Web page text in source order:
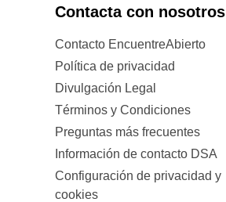
Contacta con nosotros
Contacto EncuentreAbierto
Política de privacidad
Divulgación Legal
Términos y Condiciones
Preguntas más frecuentes
Información de contacto DSA
Configuración de privacidad y
cookies